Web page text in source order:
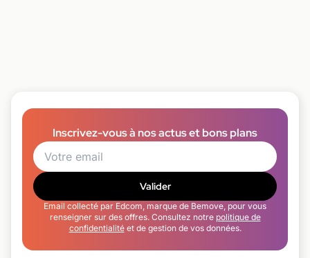
Inscrivez-vous à nos actus et bons plans
Valider
Email collecté par Edcom, marque de Bemove, pour vous
renseigner sur des offres. Consultez notre politique de
confidentialitéet de gestion de vos données.